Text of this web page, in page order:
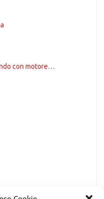
con motore…